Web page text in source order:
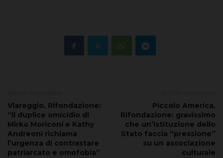
Viareggio, Rifondazione:
“il duplice omicidio di
Mirko Moriconi e Kathy
Andreoni richiama
l’urgenza di contrastare
patriarcato e omofobia”
Piccolo America,
Rifondazione: gravissimo
che un’istituzione dello
Stato faccia “pressione”
su un associazione
culturale